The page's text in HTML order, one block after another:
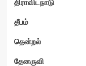
திராவிடநாடு
தீபம்
தென்றல்
தேனருவி